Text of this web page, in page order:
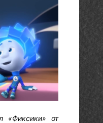
«Фик­си­ки» от